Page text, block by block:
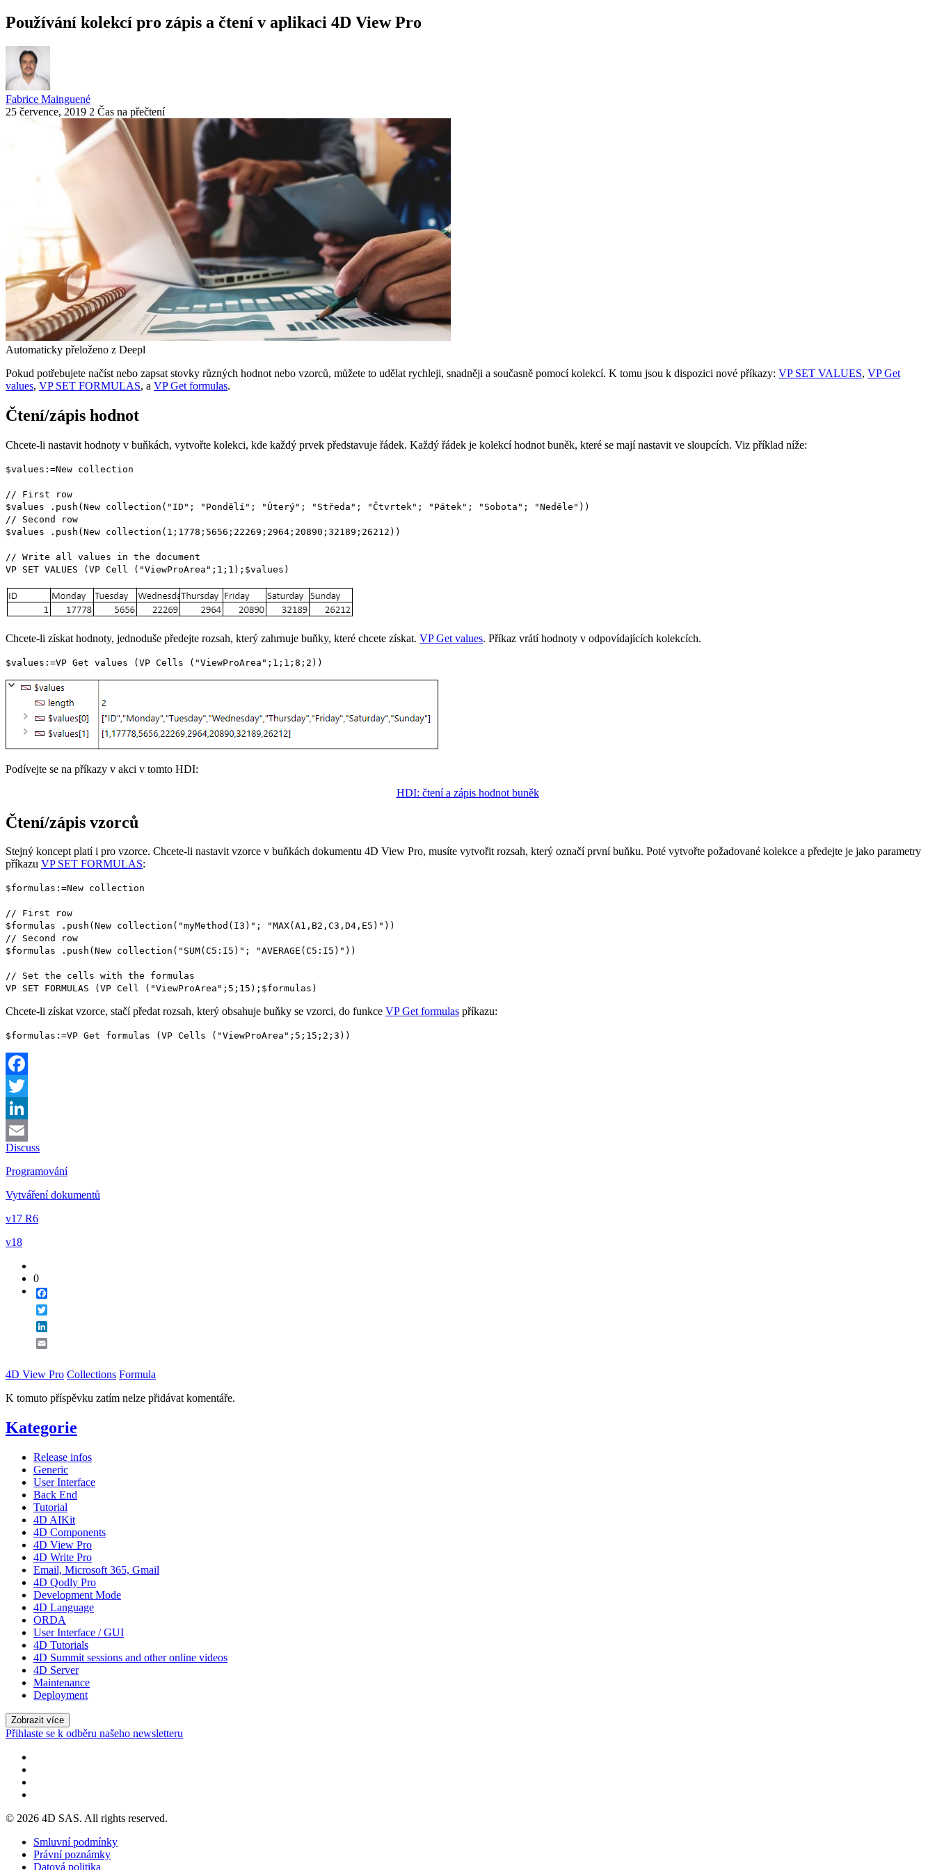
Používání kolekcí pro zápis a čtení v aplikaci 4D View Pro
Fabrice Mainguené
25 července, 2019 2 Čas na přečtení
Automaticky přeloženo z Deepl
Pokud potřebujete načíst nebo zapsat stovky různých hodnot nebo vzorců, můžete to udělat rychleji, snadněji a současně pomocí kolekcí. K tomu jsou k dispozici nové příkazy: VP SET VALUES, VP Get
values, VP SET FORMULAS, a VP Get formulas.
Čtení/zápis hodnot
Chcete-li nastavit hodnoty v buňkách, vytvořte kolekci, kde každý prvek představuje řádek. Každý řádek je kolekcí hodnot buněk, které se mají nastavit ve sloupcích. Viz příklad níže:
$values :=New collection
// First row
$values . push (New collection ("ID"; "Pondělí"; "Úterý"; "Středa"; "Čtvrtek"; "Pátek"; "Sobota"; "Neděle"))
// Second row
$values . push (New collection (1;1778;5656;22269;2964;20890;32189;26212))
// Write all values in the document
VP SET VALUES (VP Cell ("ViewProArea";1;1); $values )
Chcete-li získat hodnoty, jednoduše předejte rozsah, který zahrnuje buňky, které chcete získat. VP Get values. Příkaz vrátí hodnoty v odpovídajících kolekcích.
$values :=VP Get values (VP Cells ("ViewProArea";1;1;8;2))
Podívejte se na příkazy v akci v tomto HDI:
HDI: čtení a zápis hodnot buněk
Čtení/zápis vzorců
Stejný koncept platí i pro vzorce. Chcete-li nastavit vzorce v buňkách dokumentu 4D View Pro, musíte vytvořit rozsah, který označí první buňku. Poté vytvořte požadované kolekce a předejte je jako parametry
příkazu VP SET FORMULAS:
$formulas :=New collection
// First row
$formulas . push ( New collection ("myMethod(I3)"; "MAX(A1,B2,C3,D4,E5)"))
// Second row
$formulas . push ( New collection ("SUM(C5:I5)"; "AVERAGE(C5:I5)"))
// Set the cells with the formulas
VP SET FORMULAS ( VP Cell ("ViewProArea";5;15); $formulas )
Chcete-li získat vzorce, stačí předat rozsah, který obsahuje buňky se vzorci, do funkce VP Get formulas příkazu:
$formulas :=VP Get formulas ( VP Cells ("ViewProArea";5;15;2;3))
Facebook
Twitter
LinkedIn
Email
Discuss
Programování
Vytváření dokumentů
v17 R6
v18
0
4D View Pro Collections Formula
K tomuto příspěvku zatím nelze přidávat komentáře.
Kategorie
Release infos
Generic
User Interface
Back End
Tutorial
4D AIKit
4D Components
4D View Pro
4D Write Pro
Email, Microsoft 365, Gmail
4D Qodly Pro
Development Mode
4D Language
ORDA
User Interface / GUI
4D Tutorials
4D Summit sessions and other online videos
4D Server
Maintenance
Deployment
Zobrazit více
Přihlaste se k odběru našeho newsletteru
© 2026 4D SAS. All rights reserved.
Smluvní podmínky
Právní poznámky
Datová politika